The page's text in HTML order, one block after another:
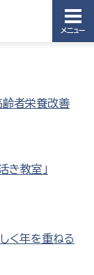
メニュー
者栄養改善
き教室」
く年を重ねる